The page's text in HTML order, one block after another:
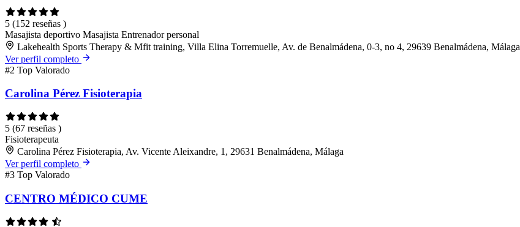
5 (152 reseñas )
Masajista deportivo Masajista Entrenador personal
Lakehealth Sports Therapy & Mfit training, Villa Elina Torremuelle, Av. de Benalmádena, 0-3, no 4, 29639 Benalmádena, Málaga
Ver perfil completo
#2 Top Valorado
Carolina Pérez Fisioterapia
5 (67 reseñas )
Fisioterapeuta
Carolina Pérez Fisioterapia, Av. Vicente Aleixandre, 1, 29631 Benalmádena, Málaga
Ver perfil completo
#3 Top Valorado
CENTRO MÉDICO CUME